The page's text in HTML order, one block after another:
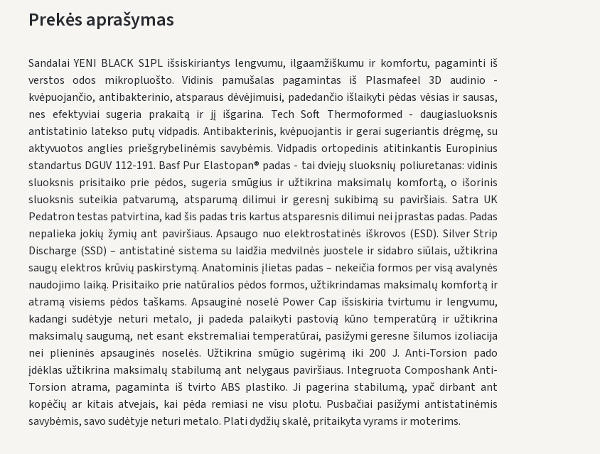
Prekės aprašymas
Sandalai YENI BLACK S1PL išsiskiriantys lengvumu, ilgaamžiškumu ir komfortu, pagaminti iš
verstos odos mikropluošto. Vidinis pamušalas pagamintas iš Plasmafeel 3D audinio -
kvėpuojančio, antibakterinio, atsparaus dėvėjimuisi, padedančio išlaikyti pėdas vėsias ir sausas,
nes efektyviai sugeria prakaitą ir jį išgarina. Tech Soft Thermoformed - daugiasluoksnis
antistatinio latekso putų vidpadis. Antibakterinis, kvėpuojantis ir gerai sugeriantis drėgmę, su
aktyvuotos anglies priešgrybelinėmis savybėmis. Vidpadis ortopedinis atitinkantis Europinius
standartus DGUV 112-191. Basf Pur Elastopan® padas - tai dviejų sluoksnių poliuretanas: vidinis
sluoksnis prisitaiko prie pėdos, sugeria smūgius ir užtikrina maksimalų komfortą, o išorinis
sluoksnis suteikia patvarumą, atsparumą dilimui ir geresnį sukibimą su paviršiais. Satra UK
Pedatron testas patvirtina, kad šis padas tris kartus atsparesnis dilimui nei įprastas padas. Padas
nepalieka jokių žymių ant paviršiaus. Apsaugo nuo elektrostatinės iškrovos (ESD). Silver Strip
Discharge (SSD) – antistatinė sistema su laidžia medvilnės juostele ir sidabro siūlais, užtikrina
saugų elektros krūvių paskirstymą. Anatominis įlietas padas – nekeičia formos per visą avalynės
naudojimo laiką. Prisitaiko prie natūralios pėdos formos, užtikrindamas maksimalų komfortą ir
atramą visiems pėdos taškams. Apsauginė noselė Power Cap išsiskiria tvirtumu ir lengvumu,
kadangi sudėtyje neturi metalo, ji padeda palaikyti pastovią kūno temperatūrą ir užtikrina
maksimalų saugumą, net esant ekstremaliai temperatūrai, pasižymi geresne šilumos izoliacija
nei plieninės apsauginės noselės. Užtikrina smūgio sugėrimą iki 200 J. Anti-Torsion pado
įdėklas užtikrina maksimalų stabilumą ant nelygaus paviršiaus. Integruota Composhank Anti-
Torsion atrama, pagaminta iš tvirto ABS plastiko. Ji pagerina stabilumą, ypač dirbant ant
kopėčių ar kitais atvejais, kai pėda remiasi ne visu plotu. Pusbačiai pasižymi antistatinėmis
savybėmis, savo sudėtyje neturi metalo. Plati dydžių skalė, pritaikyta vyrams ir moterims.